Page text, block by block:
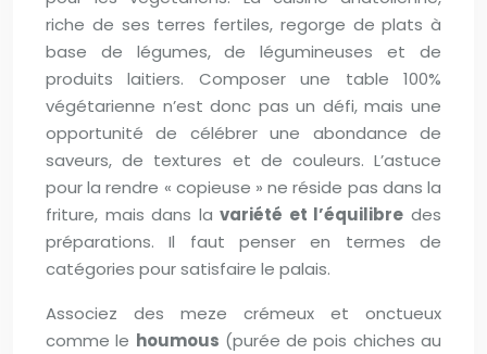
riche de ses terres fertiles, regorge de plats à
base de légumes, de légumineuses et de
produits laitiers. Composer une table 100%
végétarienne n’est donc pas un défi, mais une
opportunité de célébrer une abondance de
saveurs, de textures et de couleurs. L’astuce
pour la rendre « copieuse » ne réside pas dans la
friture, mais dans lavariété et l’équilibre des
préparations. Il faut penser en termes de
catégories pour satisfaire le palais.
Associez des meze crémeux et onctueux
comme le houmous (purée de pois chiches au